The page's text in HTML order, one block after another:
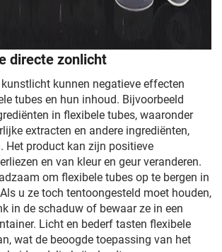
directe zonlicht
kunnen negatieve effecten
tubes en hun inhoud. Bijvoorbeeld
in flexibele tubes, waaronder
extracten en andere ingrediënten,
Het product kan zijn positieve
en van kleur en geur veranderen.
om flexibele tubes op te bergen in
u ze toch tentoongesteld moet houden,
in de schaduw of bewaar ze in een
Licht en bederf tasten flexibele
wat de beoogde toepassing van het